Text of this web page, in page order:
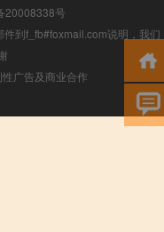
20008338号
到f_fb#foxmail.com说明，我们
广告及商业合作